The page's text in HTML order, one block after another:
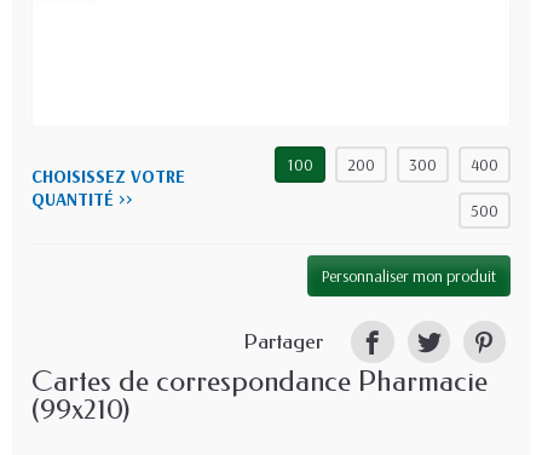
CHOISISSEZ VOTRE
QUANTITÉ >>
100 200 300 400
500
Personnaliser mon produit
Partager
Cartes de correspondance Pharmacie
(99x210)